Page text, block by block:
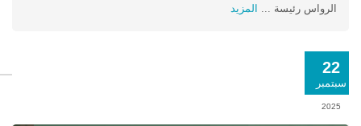
الرواس رئيسة ... المزيد
22
سبتمبر
2025